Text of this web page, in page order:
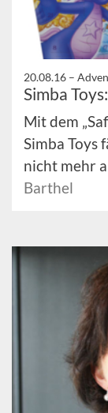
20.08.16 –
Simba
Mit dem
Simba Toys
nicht mehr
Barthel